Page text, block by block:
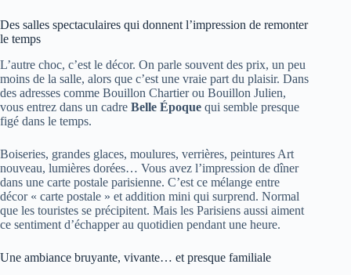
Des salles spectaculaires qui donnent l’impression de remonter
le temps
L’autre choc, c’est le décor. On parle souvent des prix, un peu
moins de la salle, alors que c’est une vraie part du plaisir. Dans
des adresses comme Bouillon Chartier ou Bouillon Julien,
vous entrez dans un cadre Belle Époque qui semble presque
figé dans le temps.
Boiseries, grandes glaces, moulures, verrières, peintures Art
nouveau, lumières dorées… Vous avez l’impression de dîner
dans une carte postale parisienne. C’est ce mélange entre
décor « carte postale » et addition mini qui surprend. Normal
que les touristes se précipitent. Mais les Parisiens aussi aiment
ce sentiment d’échapper au quotidien pendant une heure.
Une ambiance bruyante, vivante… et presque familiale